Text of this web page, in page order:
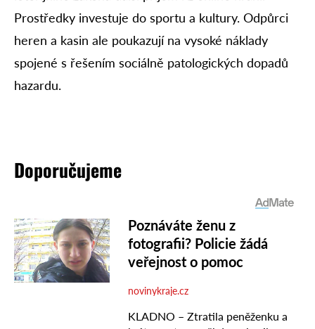
Prostředky investuje do sportu a kultury. Odpůrci
heren a kasin ale poukazují na vysoké náklady
spojené s řešením sociálně patologických dopadů
hazardu.
Doporučujeme